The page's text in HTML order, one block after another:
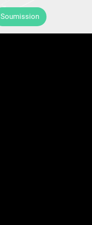
Soumission